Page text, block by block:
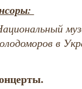
в